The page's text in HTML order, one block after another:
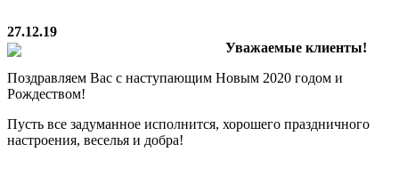
27.12.19
Уважаемые клиенты!
Поздравляем Вас с наступающим Новым 2020 годом и
Рождеством!
Пусть все задуманное исполнится, хорошего праздничного
настроения, веселья и добра!